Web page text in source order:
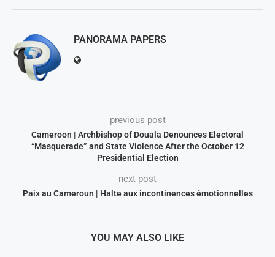
PANORAMA PAPERS
previous post
Cameroon | Archbishop of Douala Denounces Electoral
“Masquerade” and State Violence After the October 12
Presidential Election
next post
Paix au Cameroun | Halte aux incontinences émotionnelles
YOU MAY ALSO LIKE